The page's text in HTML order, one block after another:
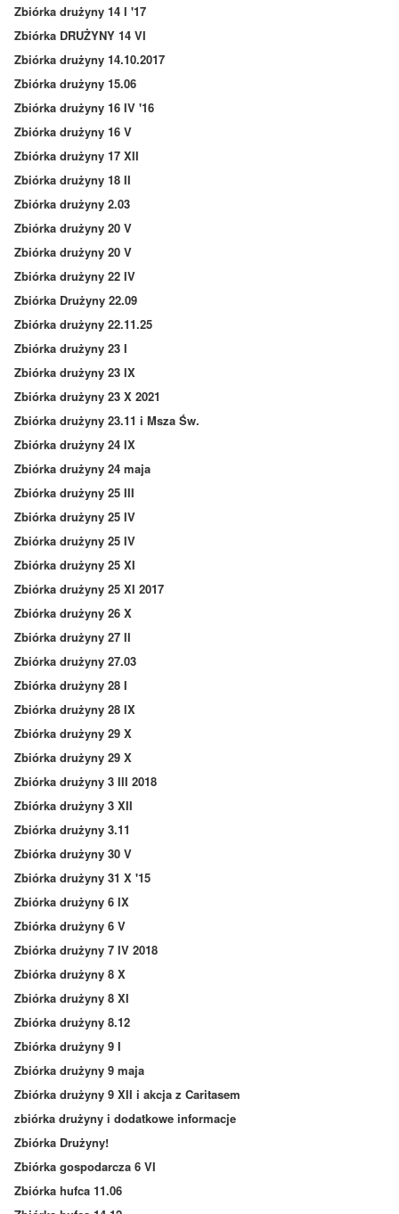
Zbiórka drużyny 14 I '17
Zbiórka DRUŻYNY 14 VI
Zbiórka drużyny 14.10.2017
Zbiórka drużyny 15.06
Zbiórka drużyny 16 IV '16
Zbiórka drużyny 16 V
Zbiórka drużyny 17 XII
Zbiórka drużyny 18 II
Zbiórka drużyny 2.03
Zbiórka drużyny 20 V
Zbiórka drużyny 20 V
Zbiórka drużyny 22 IV
Zbiórka Drużyny 22.09
Zbiórka drużyny 22.11.25
Zbiórka drużyny 23 I
Zbiórka drużyny 23 IX
Zbiórka drużyny 23 X 2021
Zbiórka drużyny 23.11 i Msza Św.
Zbiórka drużyny 24 IX
Zbiórka drużyny 24 maja
Zbiórka drużyny 25 III
Zbiórka drużyny 25 IV
Zbiórka drużyny 25 IV
Zbiórka drużyny 25 XI
Zbiórka drużyny 25 XI 2017
Zbiórka drużyny 26 X
Zbiórka drużyny 27 II
Zbiórka drużyny 27.03
Zbiórka drużyny 28 I
Zbiórka drużyny 28 IX
Zbiórka drużyny 29 X
Zbiórka drużyny 29 X
Zbiórka drużyny 3 III 2018
Zbiórka drużyny 3 XII
Zbiórka drużyny 3.11
Zbiórka drużyny 30 V
Zbiórka drużyny 31 X '15
Zbiórka drużyny 6 IX
Zbiórka drużyny 6 V
Zbiórka drużyny 7 IV 2018
Zbiórka drużyny 8 X
Zbiórka drużyny 8 XI
Zbiórka drużyny 8.12
Zbiórka drużyny 9 I
Zbiórka drużyny 9 maja
Zbiórka drużyny 9 XII i akcja z Caritasem
zbiórka drużyny i dodatkowe informacje
Zbiórka Drużyny!
Zbiórka gospodarcza 6 VI
Zbiórka hufca 11.06